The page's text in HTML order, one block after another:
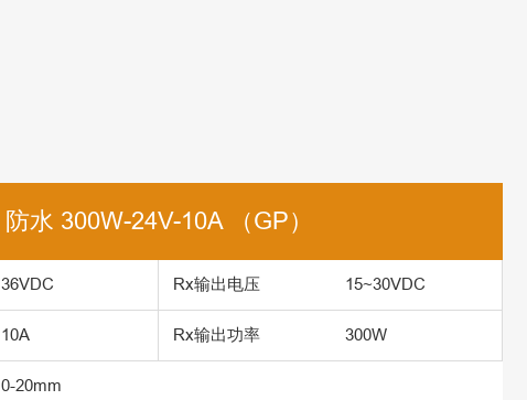
防水 300W-24V-10A （GP）
36VDC Rx输出电压 15~30VDC
10A Rx输出功率 300W
0-20mm